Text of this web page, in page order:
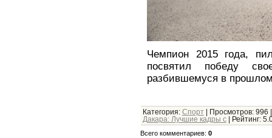
Чемпион 2015 года,
посвятил победу
разбившемуся в
Категория: Спорт| Просмотров: 996
Дакара: Лучшие кадры с| Рейтинг:
Всего комментариев: 0